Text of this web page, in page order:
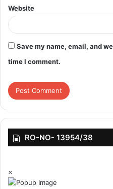
Website
Save my name, email, and
time I comment.
RO-NO- 13954/38
×